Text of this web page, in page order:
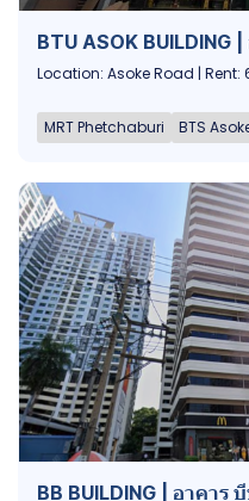
BTU ASOK BUILDING
Location: Asoke Road | Rent:
MRT Phetchaburi BTS
BB BUILDING | อาคาร